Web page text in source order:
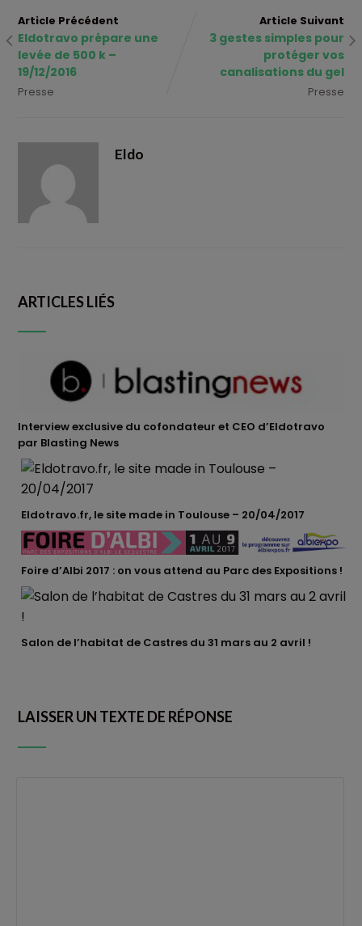
Article Précédent
Eldotravo prépare une
levée de 500 k –
19/12/2016
Presse
Article Suivant
3 gestes simples pour
protéger vos
canalisations du gel
Presse
Eldo
ARTICLES LIÉS
Interview exclusive du cofondateur et CEO d’Eldotravo
par Blasting News
Eldotravo.fr, le site made in Toulouse – 20/04/2017
Foire d’Albi 2017 : on vous attend au Parc des Expositions !
Salon de l’habitat de Castres du 31 mars au 2 avril !
LAISSER UN TEXTE DE RÉPONSE